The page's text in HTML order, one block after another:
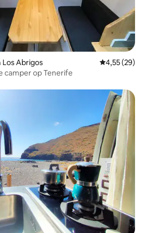
Los Abrigos Gemiddelde
4,55 (29)
camper op Tenerife